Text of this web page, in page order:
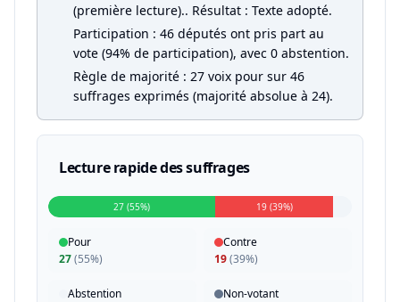
(première lecture).. Résultat : Texte adopté.
Participation : 46 députés ont pris part au
vote (94% de participation), avec 0 abstention.
Règle de majorité : 27 voix pour sur 46
suffrages exprimés (majorité absolue à 24).
Lecture rapide des suffrages
27 (55%) 19 (39%)
Pour
27(55%)
Contre
19(39%)
Abstention
Non-votant